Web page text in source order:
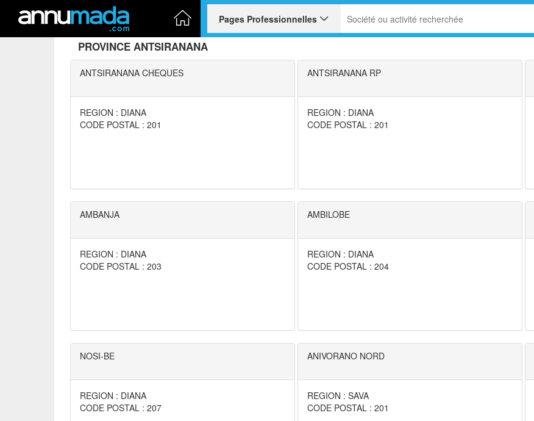
PROVINCE ANTSIRANANA
ANTSIRANANA CHEQUES
REGION : DIANA
CODE POSTAL : 201
ANTSIRANANA RP
REGION : DIANA
CODE POSTAL : 201
AMBANJA
REGION : DIANA
CODE POSTAL : 203
AMBILOBE
REGION : DIANA
CODE POSTAL : 204
NOSI-BE
REGION : DIANA
CODE POSTAL : 207
ANIVORANO NORD
REGION : SAVA
CODE POSTAL : 201